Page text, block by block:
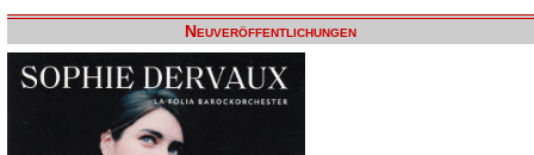
Neuveröffentlichungen